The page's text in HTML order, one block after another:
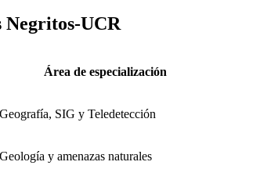
Negritos-UCR
Área de especialización
Geografía, SIG y Teledetección
Geología y amenazas naturales